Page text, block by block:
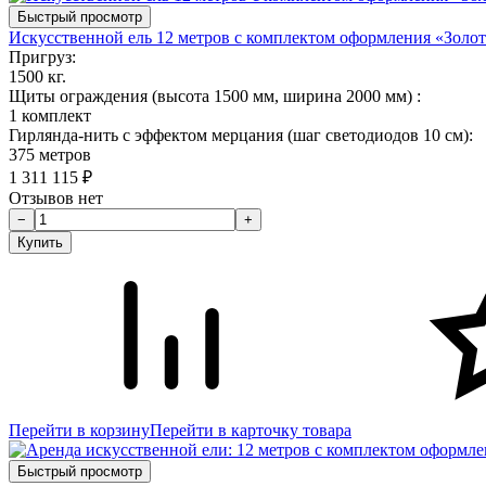
Быстрый просмотр
Искусственной ель 12 метров с комплектом оформления
Пригруз:
1500 кг.
Щиты ограждения (высота 1500 мм, ширина 2000 мм) :
1 комплект
Гирлянда-нить с эффектом мерцания (шаг светодиодов 10 см):
375 метров
1 311 115 ₽
Отзывов нет
Перейти в корзинуПерейти в карточку товара
Быстрый просмотр